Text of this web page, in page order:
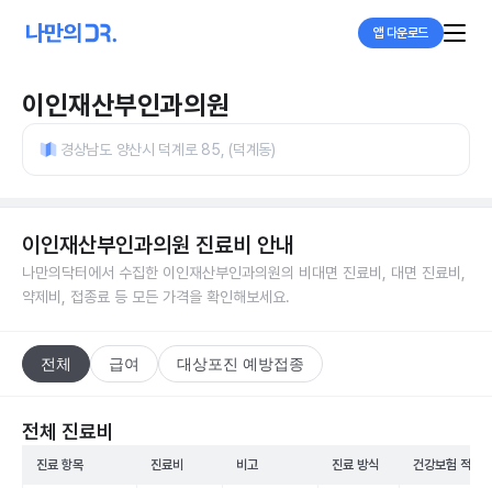
앱 다운로드
이인재산부인과의원
경상남도 양산시 덕계로 85, (덕계동)
이인재산부인과의원 진료비 안내
나만의닥터에서 수집한 이인재산부인과의원의 비대면 진료비, 대면 진료비,
약제비, 접종료 등 모든 가격을 확인해보세요.
전체 급여 대상포진 예방접종
전체 진료비
진료 항목 진료비 비고 진료 방식 건강보험 적용